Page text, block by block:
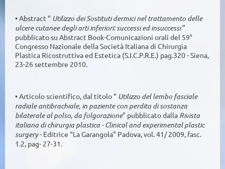
• Abstract “ Utilizzo dei Sostituti dermici nel trattamento delle
ulcere cutanee degli arti inferiori: successi ed insuccessi”
pubblicato su Abstract Book-Comunicazioni orali del 59°
Congresso Nazionale della Società Italiana di Chirurgia
Plastica Ricostruttiva ed Estetica (S.I.C.P.R.E.) pag.320 - Siena,
23-26 settembre 2010.
• Articolo scientifico, dal titolo “ Utilizzo del lembo fasciale
radiale antibrachiale, in paziente con perdita di sostanza
bilaterale al polso, da folgorazione” pubblicato dalla Rivista
italiana di chirurgia plastica - Clinical and experimental plastic
surgery- Editrice “La Garangola” Padova, vol. 41/ 2009, fasc.
1.2, pag- 27-31.